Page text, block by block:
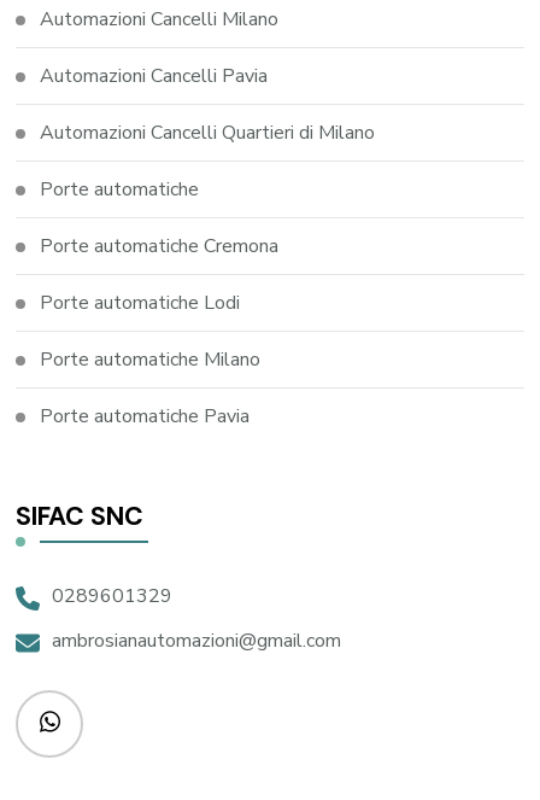
Automazioni Cancelli Milano
Automazioni Cancelli Pavia
Automazioni Cancelli Quartieri di Milano
Porte automatiche
Porte automatiche Cremona
Porte automatiche Lodi
Porte automatiche Milano
Porte automatiche Pavia
SIFAC SNC
0289601329
ambrosianautomazioni@gmail.com